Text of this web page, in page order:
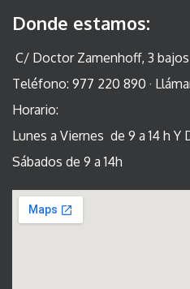
Donde estamos:
C/ Doctor Zamenhoff, 3 bajos
Teléfono: 977 220 890 ·
Horario:
Lunes a Viernes de 9 a 14 h Y
Sábados de 9 a 14h